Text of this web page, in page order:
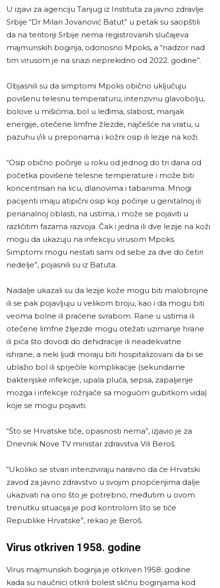
U izjavi za agenciju Tanjug iz Instituta za javno zdravlje
Srbije “Dr Milan Jovanović Batut” u petak su saopštili
da na teritoriji Srbije nema registrovanih slučajeva
majmunskih boginja, odonosno Mpoks, a “nadzor nad
tim virusom je na snazi neprekidno od 2022. godine”.
Objasnili su da simptomi Mpoks obično uključuju
povišenu telesnu temperaturu, intenzivnu glavobolju,
bolove u mišićima, bol u leđima, slabost, manjak
energije, otečene limfne žlezde, najčešće na vratu, u
pazuhu i/ili u preponama i kožni osip ili lezije na koži.
“Osip obično počinje u roku od jednog do tri dana od
početka povišene telesne temperature i može biti
koncentrisan na licu, dlanovima i tabanima. Mnogi
pacijenti imaju atipični osip koji počinje u genitalnoj ili
perianalnoj oblasti, na ustima, i može se pojaviti u
različitim fazama razvoja. Čak i jedna ili dve lezije na koži
mogu da ukazuju na infekciju virusom Mpoks.
Simptomi mogu nestati sami od sebe za dve do četiri
nedelje”, pojasnili su iz Batuta.
Nadalje ukazali su da lezije kože mogu biti malobrojne
ili se pak pojavljuju u velikom broju, kao i da mogu biti
veoma bolne ili praćene svrabom. Rane u ustima ili
otečene limfne žlijezde mogu otežati uzimanje hrane
ili pića što dovodi do dehidracije ili neadekvatne
ishrane, a neki ljudi moraju biti hospitalizovani da bi se
ublažio bol ili sprječile komplikacije (sekundarne
bakterijske infekcije, upala pluća, sepsa, zapaljenje
mozga i infekcije rožnjače sa mogućim gubitkom vida)
koje se mogu pojaviti.
“Što se Hrvatske tiče, opasnosti nema”, izjavio je za
Dnevnik Nove TV ministar zdravstva Vili Beroš.
“Ukoliko se stvari intenziviraju naravno da će Hrvatski
zavod za javno zdravstvo u svojim priopćenjima dalje
ukazivati na ono što je potrebno, međutim u ovom
trenutku situacija je pod kontrolom što se tiče
Republike Hrvatske”, rekao je Beroš.
Virus otkriven 1958. godine
Virus majmunskih boginja je otkriven 1958. godine
kada su naučnici otkrili bolest sličnu boginjama kod